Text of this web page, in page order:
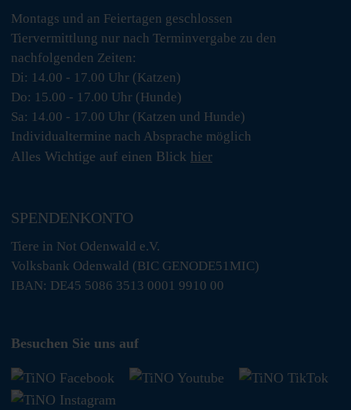
Montags und an Feiertagen geschlossen
Tiervermittlung nur nach Terminvergabe zu den
nachfolgenden Zeiten:
Di: 14.00 - 17.00 Uhr (Katzen)
Do: 15.00 - 17.00 Uhr (Hunde)
Sa: 14.00 - 17.00 Uhr (Katzen und Hunde)
Individualtermine nach Absprache möglich
Alles Wichtige auf einen Blick hier
SPENDENKONTO
Tiere in Not Odenwald e.V.
Volksbank Odenwald (BIC GENODE51MIC)
IBAN: DE45 5086 3513 0001 9910 00
Besuchen Sie uns auf